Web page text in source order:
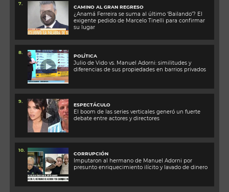
7.
CAMINO AL GRAN REGRESO
¿Anamá Ferreira se suma al último ‘Bailando’? El
exigente pedido de Marcelo Tinelli para confirmar
su lugar
8.
POLÍTICA
Julio de Vido vs. Manuel Adorni: similitudes y
diferencias de sus propiedades en barrios privados
9.
ESPECTÁCULO
El boom de las series verticales generó un fuerte
debate entre actores y directores
10.
CORRUPCIÓN
Imputaron al hermano de Manuel Adorni por
presunto enriquecimiento ilícito y lavado de dinero